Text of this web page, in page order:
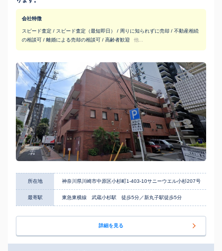
会社特徴
スピード査定 / スピード査定（最短即日） / 周りに知られずに売却 / 不動産相続
の相談可 / 離婚による売却の相談可 / 高齢者歓迎
他...
所在地 神奈川県川崎市中原区小杉町1-403-10サニーウエル小杉207号
最寄駅 東急東横線 武蔵小杉駅 徒歩5分／新丸子駅徒歩5分
詳細を見る